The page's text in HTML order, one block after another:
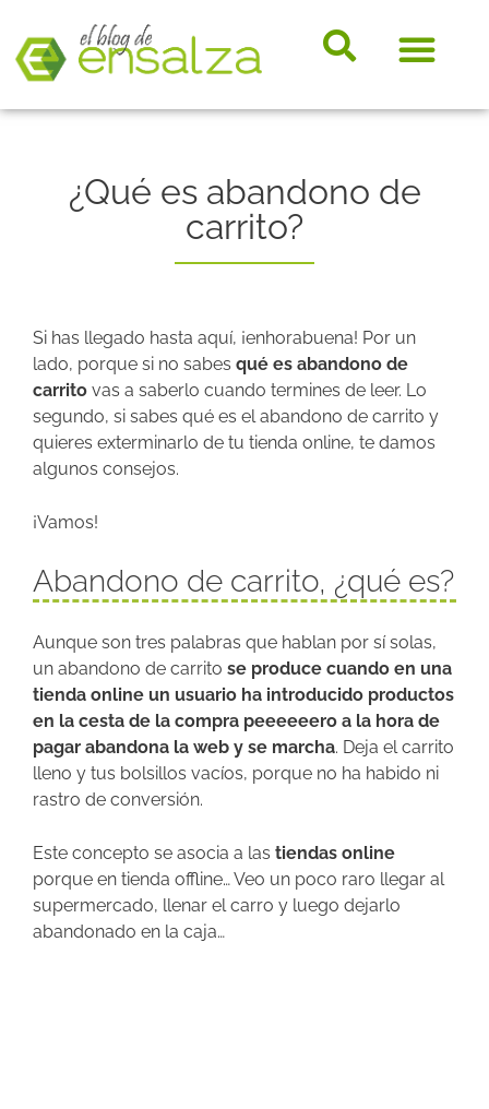
¿Qué es abandono de
carrito?
Si has llegado hasta aquí, ¡enhorabuena! Por un
lado, porque si no sabes qué es abandono de
carrito vas a saberlo cuando termines de leer. Lo
segundo, si sabes qué es el abandono de carrito y
quieres exterminarlo de tu tienda online, te damos
algunos consejos.
¡Vamos!
Abandono de carrito, ¿qué es?
Aunque son tres palabras que hablan por sí solas,
un abandono de carrito se produce cuando en una
tienda online un usuario ha introducido productos
en la cesta de la compra peeeeeero a la hora de
pagar abandona la web y se marcha. Deja el carrito
lleno y tus bolsillos vacíos, porque no ha habido ni
rastro de conversión.
Este concepto se asocia a las tiendas online
porque en tienda offline… Veo un poco raro llegar al
supermercado, llenar el carro y luego dejarlo
abandonado en la caja…